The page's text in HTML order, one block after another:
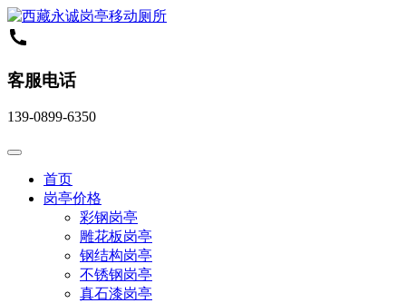
客服电话
139-0899-6350
首页
岗亭价格
彩钢岗亭
雕花板岗亭
钢结构岗亭
不锈钢岗亭
真石漆岗亭